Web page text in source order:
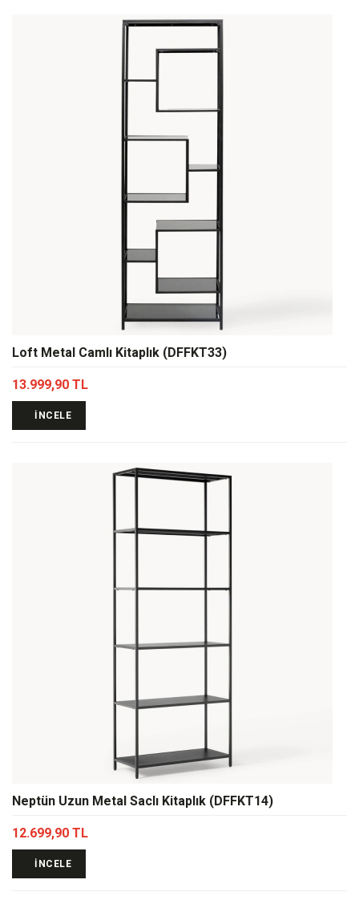
Loft Metal Camlı Kitaplık (DFFKT33)
13.999,90 TL
İNCELE
Neptün Uzun Metal Saclı Kitaplık (DFFKT14)
12.699,90 TL
İNCELE